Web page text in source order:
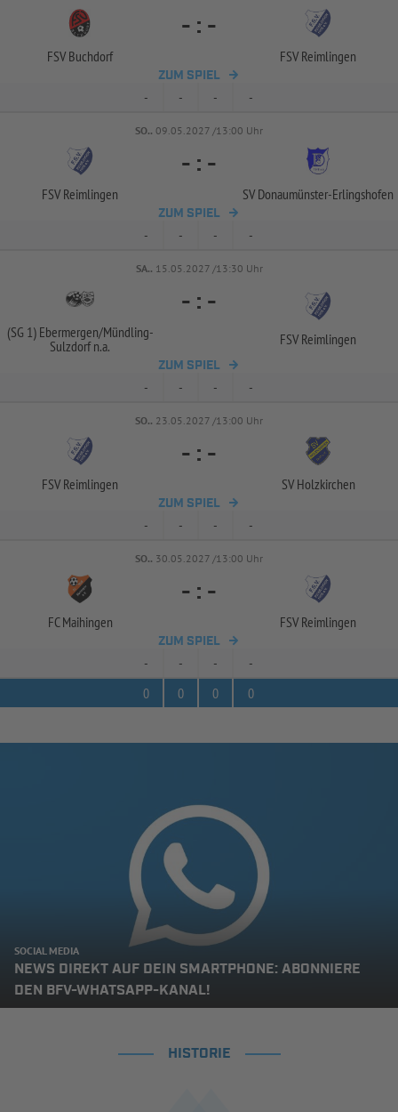
FSV Buchdorf
- : -
FSV Reimlingen
ZUM SPIEL
- - - -
SO.. 09.05.2027 /13:00 Uhr
FSV Reimlingen
- : -
SV Donaumünster-Erlingshofen
ZUM SPIEL
- - - -
SA.. 15.05.2027 /13:30 Uhr
(SG 1) Ebermergen/Mündling-
Sulzdorf n.a.
- : -
FSV Reimlingen
ZUM SPIEL
- - - -
SO.. 23.05.2027 /13:00 Uhr
FSV Reimlingen
- : -
SV Holzkirchen
ZUM SPIEL
- - - -
SO.. 30.05.2027 /13:00 Uhr
FC Maihingen
- : -
FSV Reimlingen
ZUM SPIEL
- - -
-
0
0 0 0
SOCIAL MEDIA
NEWS DIREKT AUF DEIN SMARTPHONE: ABONNIERE
DEN BFV-WHATSAPP-KANAL!
HISTORIE